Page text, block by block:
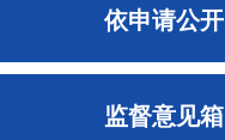
依申请公开
监督意见箱